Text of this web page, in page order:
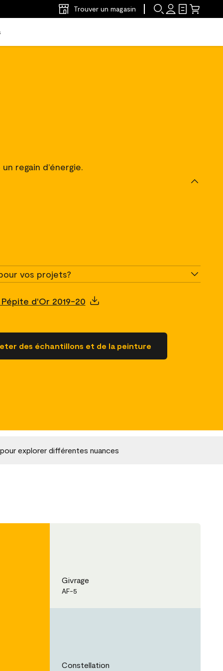
Trouver un magasin
regain d’énergie.
vos projets?
d'Or 2019-20
des échantillons et de la peinture
explorer différentes nuances
Givrage
AF-5
Constellation